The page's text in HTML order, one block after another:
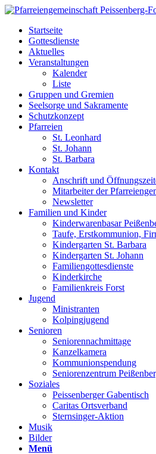
Startseite
Gottesdienste
Aktuelles
Veranstaltungen
Kalender
Liste
Gruppen und Gremien
Seelsorge und Sakramente
Schutzkonzept
Pfarreien
St. Leonhard
St. Johann
St. Barbara
Kontakt
Anschrift und
Mitarbeiter der
Newsletter
Familien und Kinder
Kinderwarenbasar
Taufe, Erstkommunion,
Kindergarten St. Barbara
Kindergarten St. Johann
Familiengottesdienste
Kinderkirche
Familienkreis Forst
Jugend
Ministranten
Kolpingjugend
Senioren
Seniorennachmittage
Kanzelkamera
Kommunionspendung
Seniorenzentrum
Soziales
Peissenberger Gabentisch
Caritas Ortsverband
Sternsinger-Aktion
Musik
Bilder
Menü